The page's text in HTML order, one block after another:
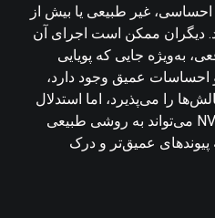
غیر طبیعی یا بیش از
دیگران ممکن است اجرای آن
به‌ویژه جایی که پویایی
عمیق وجود دارد،
را می‌پذیرد، اما استدلال
می‌کند که با تمرین و نیت، NVC می‌تواند به روشی طبیعی
پیوندهای عمیق‌تر و درک